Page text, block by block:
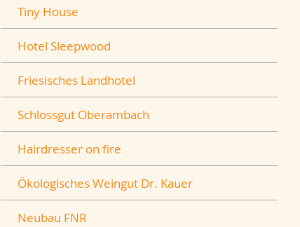
Tiny House
Hotel Sleepwood
Friesisches Landhotel
Schlossgut Oberambach
Hairdresser on fire
Ökologisches Weingut Dr. Kauer
Neubau FNR